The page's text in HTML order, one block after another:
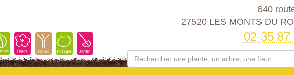
640
27520 LES MONTS DU
02 35 87